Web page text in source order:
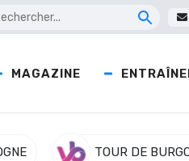
MAGAZINE
TOUR DE